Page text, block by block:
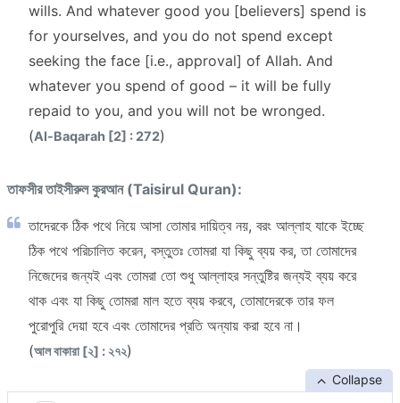
wills. And whatever good you [believers] spend is
for yourselves, and you do not spend except
seeking the face [i.e., approval] of Allah. And
whatever you spend of good – it will be fully
repaid to you, and you will not be wronged.
(Al-Baqarah [2] : 272)
তাফসীর তাইসীরুল কুরআন (Taisirul Quran):
তাদেরকে ঠিক পথে নিয়ে আসা তোমার দায়িত্ব নয়, বরং আল্লাহ যাকে ইচ্ছে
ঠিক পথে পরিচালিত করেন, বস্তুতঃ তোমরা যা কিছু ব্যয় কর, তা তোমাদের
নিজেদের জন্যই এবং তোমরা তো শুধু আল্লাহর সন্তুষ্টির জন্যই ব্যয় করে
থাক এবং যা কিছু তোমরা মাল হতে ব্যয় করবে, তোমাদেরকে তার ফল
পুরোপুরি দেয়া হবে এবং তোমাদের প্রতি অন্যায় করা হবে না।
(আল বাকারা [২] : ২৭২)
Collapse